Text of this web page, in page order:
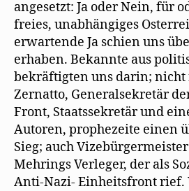
angesetzt: Ja oder Nein, für
freies, unabhängiges
erwartende Ja schien uns
erhaben. Bekannte aus
bekräftigten uns darin; nicht
Zernatto, Generalsekretär
Front, Staatssekretär und
Autoren, prophezeite einen
Sieg; auch
Mehrings Verleger, der als
Anti-Nazi- Einheitsfront rief.